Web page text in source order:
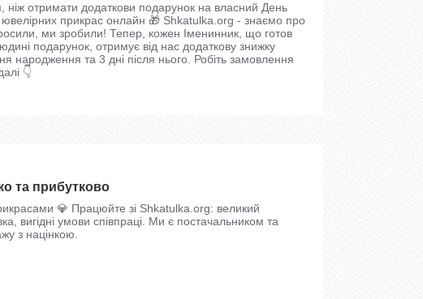
отримати додаткови подарунок на власний День
прикрас онлайн 🎁 Shkatulka.org - знаємо про
ми зробили! Тепер, кожен Іменинник, що готов
подарунок, отримує від нас додаткову знижку
народження та 3 дні після нього. Робіть замовлення
👇
та прибутково
💎 Працюйте зі Shkatulka.org: великий
вигідні умови співпраці. Ми є постачальником та
з націнкою.